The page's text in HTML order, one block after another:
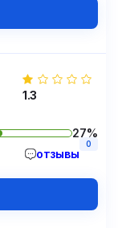
1.3
27%
отзывы
0